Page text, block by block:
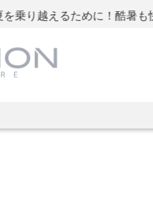
るために！酷暑も快適に過